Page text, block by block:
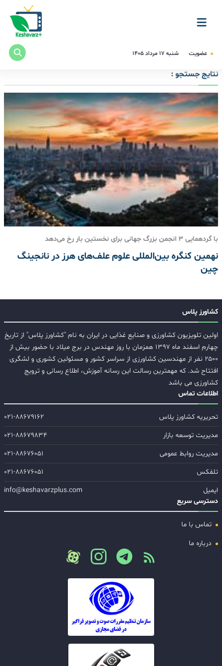
عضویت شنبه ۱۷ مرداد ۱۴۰۵
نتایج جستجو :
با گردهمایی 3 انجمن بزرگ جهانی برای نخستین بار رخ می‌دهد
نهمین کنگره بین‌المللی علوم علف‌های هرز در نانجینگ
چین
کشاورز پلاس
اولین تلویزیون کشاورزی و صنایع غذایی در ایران به نام "کشاورز پلاس" از تاریخ
چهارم اسفند ماه ۱۳۹۷ همزمان با روز مهندس در برج میلاد با حضور بیش از
۲۵۰۰ نفر از مهندسین کشاورزی از سراسر کشور و مسئولین کشوری و لشگری
افتتاح شد. که مهمترین رسالت این رسانه آموزش، اطلاع رسانی و ترویج
کشاورزی می باشد
اطلاعات تماس
تحریریه کشاورز پلاس
۰۲۱-۸۸۶۷۹۱۶۲
مدیریت توسعه بازار
۰۲۱-۸۸۶۷۹۸۳۴
مدیریت روابط عمومی
۰۲۱-۸۸۶۷۶۰۵۱
تلفکس
۰۲۱-۸۸۶۷۶۰۵۱
ایمیل
info@keshavarzplus.com
دسترسی سریع
تماس با ما
درباره ما